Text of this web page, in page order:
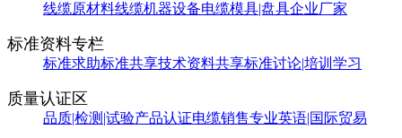
线缆原材料线缆机器设备电缆模具|盘具企业厂家
标准资料专栏
标准求助标准共享技术资料共享标准讨论|培训学习
质量认证区
品质|检测|试验产品认证电缆销售专业英语|国际贸易